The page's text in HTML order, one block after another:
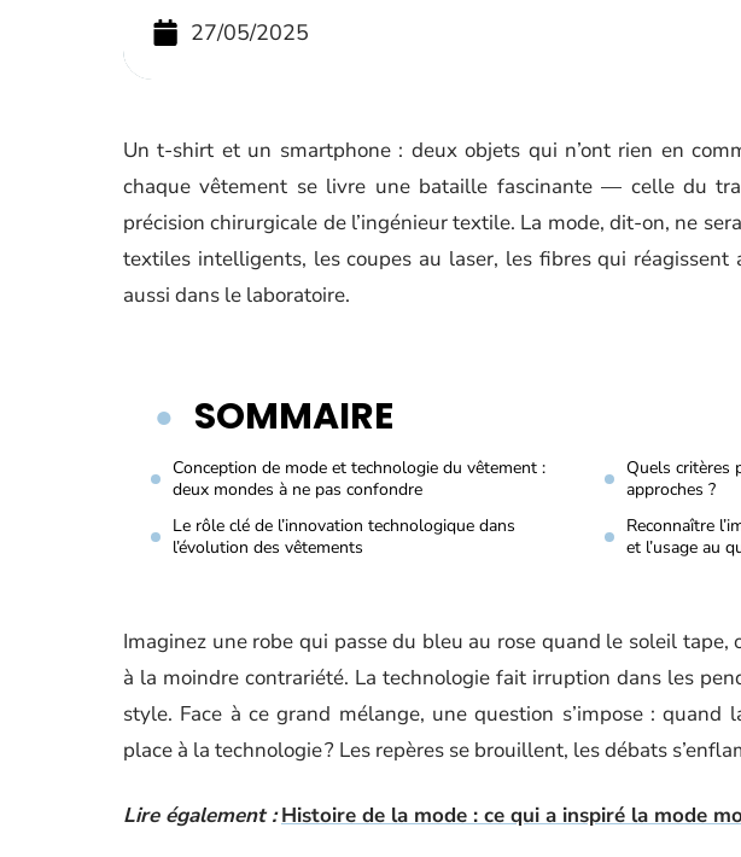
27/05/2025
Un t-shirt et un smartphone : deux objets qui n’ont rien en
chaque vêtement se livre une bataille fascinante — celle du
précision chirurgicale de l’ingénieur textile. La mode, dit-on, ne
textiles intelligents, les coupes au laser, les fibres qui réagissent
aussi dans le laboratoire.
SOMMAIRE
Conception de mode et technologie du vêtement :
deux mondes à ne pas confondre
Quels critères
approches ?
Le rôle clé de l’innovation technologique dans
l’évolution des vêtements
Reconnaître
et l’usage au
Imaginez une robe qui passe du bleu au rose quand le soleil
à la moindre contrariété. La technologie fait irruption dans les
style. Face à ce grand mélange, une question s’impose : quand
place à la technologie ? Les repères se brouillent, les débats
Lire également : Histoire de la mode : ce qui a inspiré la mode